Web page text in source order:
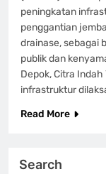
peningkatan
penggantian
drainase, sebagai
publik dan
Depok, Citra
infrastruktur
Read More
Search